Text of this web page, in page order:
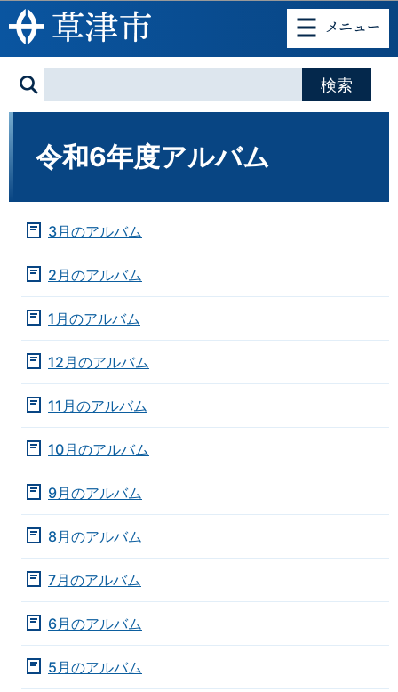
このページの本文へ移動
令和6年度アルバム
3月のアルバム
2月のアルバム
1月のアルバム
12月のアルバム
11月のアルバム
10月のアルバム
9月のアルバム
8月のアルバム
7月のアルバム
6月のアルバム
5月のアルバム